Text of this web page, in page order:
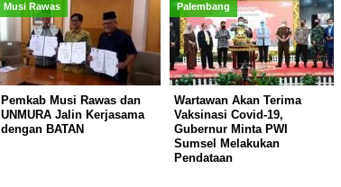
Musi Rawas
Pemkab Musi Rawas dan
UNMURA Jalin Kerjasama
dengan BATAN
Palembang
Wartawan Akan Terima
Vaksinasi Covid-19,
Gubernur Minta PWI
Sumsel Melakukan
Pendataan